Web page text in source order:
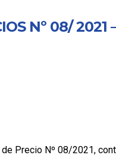
Nº 08/
Precio Nº 08/2021,